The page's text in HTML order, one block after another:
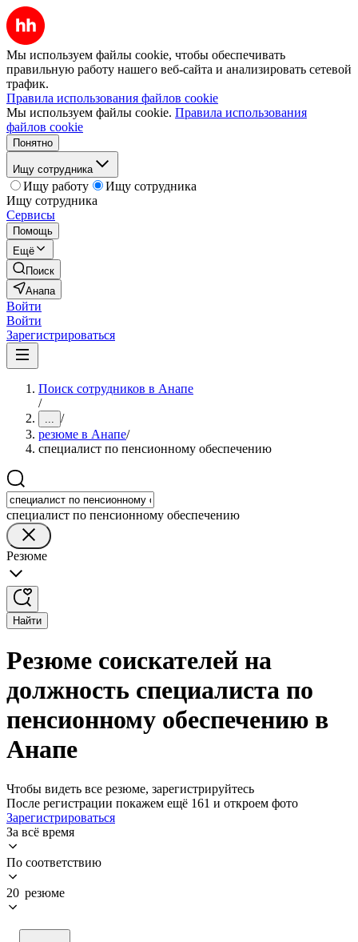
Мы используем файлы cookie, чтобы обеспечивать
правильную работу нашего веб-сайта и анализировать сетевой
трафик.
Правила использования файлов cookie
Мы используем файлы cookie. Правила использования
файлов cookie
Понятно
Ищу сотрудника
Ищу работу
Ищу сотрудника
Ищу сотрудника
Сервисы
Помощь
Ещё
Поиск
Анапа
Войти
Войти
Зарегистрироваться
Поиск сотрудников в Анапе
/
... /
резюме в Анапе/
специалист по пенсионному обеспечению
специалист по пенсионному обеспечению
Резюме
Найти
Резюме соискателей на
должность специалиста по
пенсионному обеспечению в
Анапе
Чтобы видеть все резюме, зарегистрируйтесь
После регистрации покажем ещё 161 и откроем фото
Зарегистрироваться
За всё время
По соответствию
20 резюме